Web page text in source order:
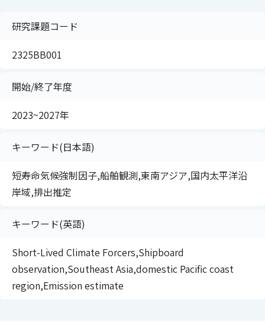
研究課題コード
2325BB001
開始/終了年度
2023~2027年
キーワード(日本語)
短寿命気候強制因子,船舶観測,東南アジア,国内太平洋沿
岸域,排出推定
キーワード(英語)
Short-Lived Climate Forcers,Shipboard
observation,Southeast Asia,domestic Pacific coast
region,Emission estimate